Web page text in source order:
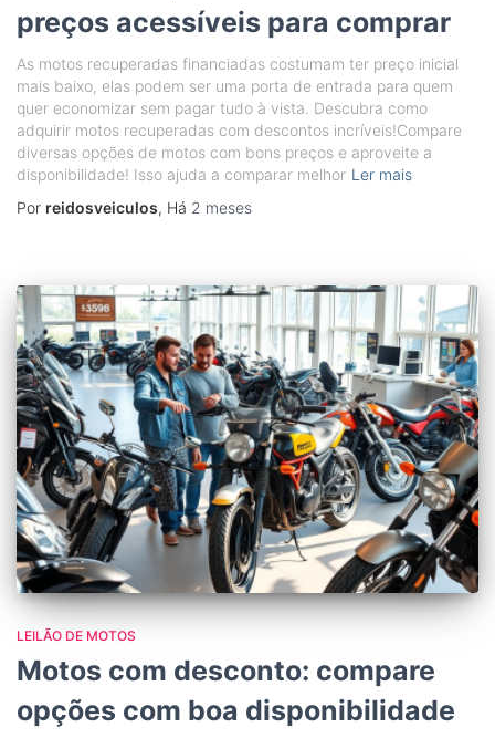
preços acessíveis para comprar
As motos recuperadas financiadas costumam ter preço inicial
mais baixo, elas podem ser uma porta de entrada para quem
quer economizar sem pagar tudo à vista. Descubra como
adquirir motos recuperadas com descontos incríveis!Compare
diversas opções de motos com bons preços e aproveite a
disponibilidade! Isso ajuda a comparar melhor Ler mais
Por reidosveiculos, Há 2 meses
LEILÃO DE MOTOS
Motos com desconto: compare
opções com boa disponibilidade